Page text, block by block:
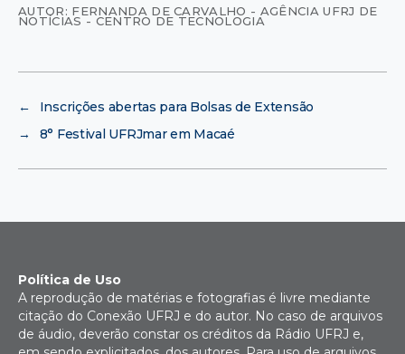
AUTOR: FERNANDA DE CARVALHO - AGÊNCIA UFRJ DE
NOTÍCIAS - CENTRO DE TECNOLOGIA
←
Inscrições abertas para Bolsas de Extensão
→
8° Festival UFRJmar em Macaé
Política de Uso
A reprodução de matérias e fotografias é livre mediante
citação do Conexão UFRJ e do autor. No caso de arquivos
de áudio, deverão constar os créditos da Rádio UFRJ e,